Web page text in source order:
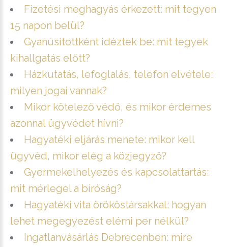
Fizetési meghagyás érkezett: mit tegyen
15 napon belül?
Gyanúsítottként idéztek be: mit tegyek
kihallgatás előtt?
Házkutatás, lefoglalás, telefon elvétele:
milyen jogai vannak?
Mikor kötelező védő, és mikor érdemes
azonnal ügyvédet hívni?
Hagyatéki eljárás menete: mikor kell
ügyvéd, mikor elég a közjegyző?
Gyermekelhelyezés és kapcsolattartás:
mit mérlegel a bíróság?
Hagyatéki vita örököstársakkal: hogyan
lehet megegyezést elérni per nélkül?
Ingatlanvásárlás Debrecenben: mire